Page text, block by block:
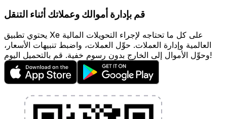
قم بإدارة أموالك وعملاتك أثناء التنقل
يحتوي تطبيق Xe على كل ما تحتاجه لإجراء التحويلات المالية
العالمية وإدارة العملات. حوِّل العملات، واضبط تنبيهات الأسعار،
وحوِّل الأموال إلى الخارج بدون رسوم خفية. قم بالتحميل اليوم!